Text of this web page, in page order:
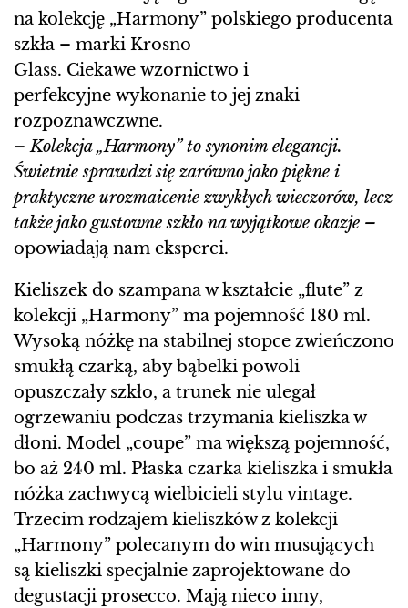
na kolekcję „Harmony” polskiego producenta
szkła – marki Krosno
Glass. Ciekawe wzornictwo i
perfekcyjne wykonanie to jej znaki
rozpoznawczwne.
– Kolekcja „Harmony” to synonim elegancji.
Świetnie sprawdzi się zarówno jako piękne i
praktyczne urozmaicenie zwykłych wieczorów, lecz
także jako gustowne szkło na wyjątkowe okazje –
opowiadają nam eksperci.
Kieliszek do szampana w kształcie „flute” z
kolekcji „Harmony” ma pojemność 180 ml.
Wysoką nóżkę na stabilnej stopce zwieńczono
smukłą czarką, aby bąbelki powoli
opuszczały szkło, a trunek nie ulegał
ogrzewaniu podczas trzymania kieliszka w
dłoni. Model „coupe” ma większą pojemność,
bo aż 240 ml. Płaska czarka kieliszka i smukła
nóżka zachwycą wielbicieli stylu vintage.
Trzecim rodzajem kieliszków z kolekcji
„Harmony” polecanym do win musujących
są kieliszki specjalnie zaprojektowane do
degustacji prosecco. Mają nieco inny,